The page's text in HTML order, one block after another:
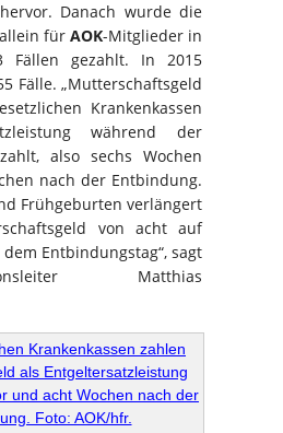
hervor. Danach wurde die
für AOK-Mitglieder in
Fällen gezahlt. In 2015
Fälle. „Mutterschaftsgeld
Krankenkassen
während der
also sechs Wochen
nach der Entbindung.
Frühgeburten verlängert
von acht auf
Entbindungstag“, sagt
Matthias